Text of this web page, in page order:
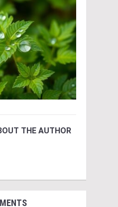
THE AUTHOR